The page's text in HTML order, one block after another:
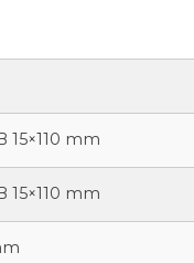
15×110 mm
15×110 mm